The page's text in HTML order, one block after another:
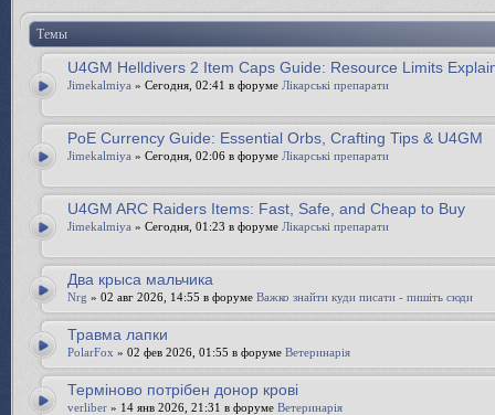
Темы
U4GM Helldivers 2 Item Caps Guide: Resource Limits
Jimekalmiya » Сегодня, 02:41 в форуме Лікарські препарати
PoE Currency Guide: Essential Orbs, Crafting Tips & U4GM
Jimekalmiya » Сегодня, 02:06 в форуме Лікарські препарати
U4GM ARC Raiders Items: Fast, Safe, and Cheap to Buy
Jimekalmiya » Сегодня, 01:23 в форуме Лікарські препарати
Два крыса мальчика
Nrg » 02 авг 2026, 14:55 в форуме Важко знайти куди писати - пишіть сюди
Травма лапки
PolarFox » 02 фев 2026, 01:55 в форуме Ветеринарія
Терміново потрібен донор крові
verliber » 14 янв 2026, 21:31 в форуме Ветеринарія